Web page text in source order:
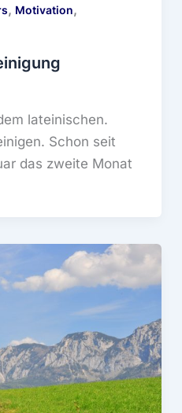
, Motivation,
lateinischen.
Schon seit
das zweite Monat